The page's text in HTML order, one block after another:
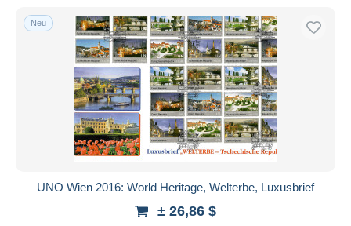
Neu
UNO Wien 2016: World Heritage, Welterbe, Luxusbrief
± 26,86 $